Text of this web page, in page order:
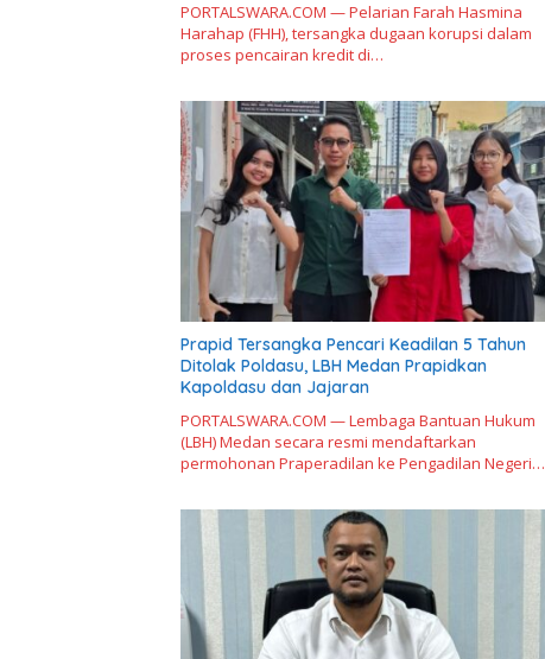
PORTALSWARA.COM — Pelarian Farah Hasmina
Harahap (FHH), tersangka dugaan korupsi dalam
proses pencairan kredit di…
Prapid Tersangka Pencari Keadilan 5 Tahun
Ditolak Poldasu, LBH Medan Prapidkan
Kapoldasu dan Jajaran
PORTALSWARA.COM — Lembaga Bantuan Hukum
(LBH) Medan secara resmi mendaftarkan
permohonan Praperadilan ke Pengadilan Negeri…